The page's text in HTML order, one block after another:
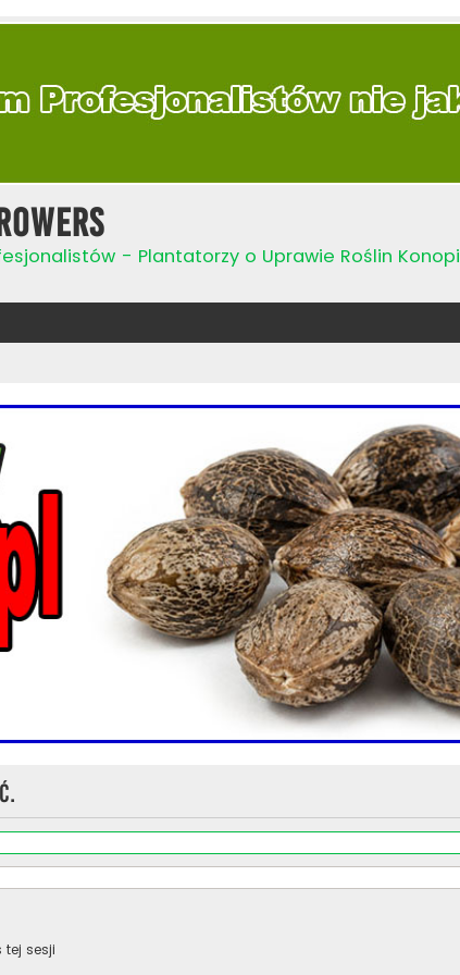
- Plantatorzy o Uprawie Roślin Konopi
sesji